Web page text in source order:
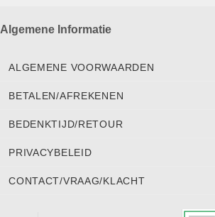
Algemene Informatie
ALGEMENE VOORWAARDEN
BETALEN/AFREKENEN
BEDENKTIJD/RETOUR
PRIVACYBELEID
CONTACT/VRAAG/KLACHT